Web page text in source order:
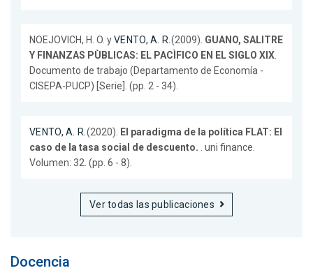
NOEJOVICH, H. O. yVENTO, A. R. (2009). GUANO, SALITRE
Y FINANZAS PÙBLICAS: EL PACÌFICO EN EL SIGLO XIX
Documento de trabajo (Departamento de Economía -
CISEPA-PUCP) [Serie]. (pp. 2 - 34).
VENTO, A. R. (2020).
El paradigma de la política FLAT: El
caso de la tasa social de descuento.
. uni finance.
Volumen: 32. (pp. 6 - 8).
Ver todas las publicaciones
Docencia